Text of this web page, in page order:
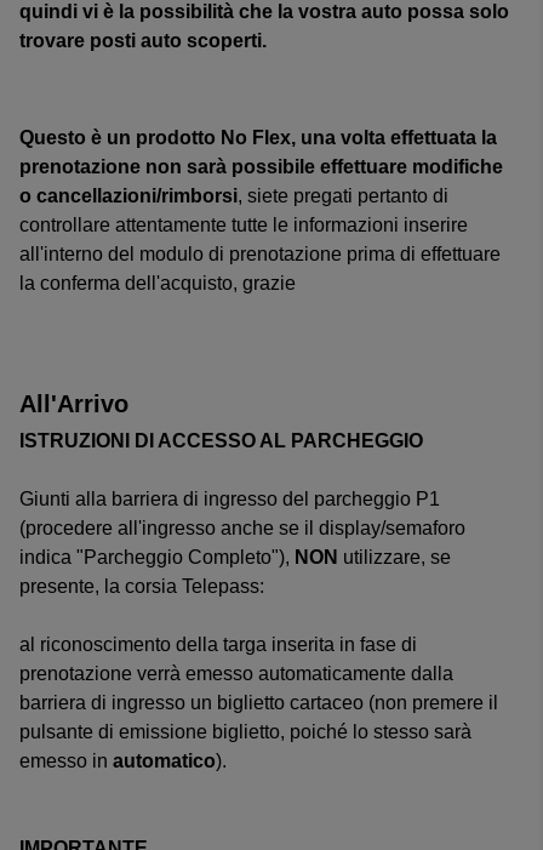
quindi vi è la possibilità che la vostra auto possa solo
trovare posti auto scoperti.
Questo è un prodotto No Flex, una volta effettuata la
prenotazione non sarà possibile effettuare modifiche
o cancellazioni/rimborsi, siete pregati pertanto di
controllare attentamente tutte le informazioni inserire
all'interno del modulo di prenotazione prima di effettuare
la conferma dell'acquisto, grazie
All'Arrivo
ISTRUZIONI DI ACCESSO AL PARCHEGGIO
Giunti alla barriera di ingresso del parcheggio P1
(procedere all'ingresso anche se il display/semaforo
indica "Parcheggio Completo"), NON utilizzare, se
presente, la corsia Telepass:
al riconoscimento della targa inserita in fase di
prenotazione verrà emesso automaticamente dalla
barriera di ingresso un biglietto cartaceo (non premere il
pulsante di emissione biglietto, poiché lo stesso sarà
emesso in automatico).